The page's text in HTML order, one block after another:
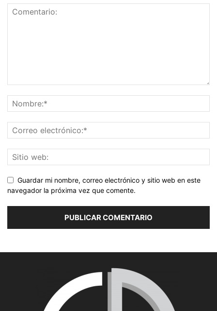
Guardar mi nombre, correo electrónico y sitio web en este
navegador la próxima vez que comente.